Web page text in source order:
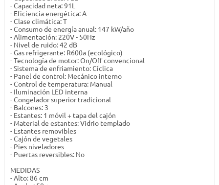
- Capacidad neta: 91L
- Eficiencia energética: A
- Clase climática: T
- Consumo de energía anual: 147 kW/año
- Alimentación: 220V - 50Hz
- Nivel de ruido: 42 dB
- Gas refrigerante: R600a (ecológico)
- Tecnología de motor: On/Off convencional
- Sistema de enfriamiento: Cíclica
- Panel de control: Mecánico interno
- Control de temperatura: Manual
- Iluminación LED interna
- Congelador superior tradicional
- Balcones: 3
- Estantes: 1 móvil + tapa del cajón
- Material de estantes: Vidrio templado
- Estantes removibles
- Cajón de vegetales
- Pies niveladores
- Puertas reversibles: No
MEDIDAS
- Alto: 86 cm